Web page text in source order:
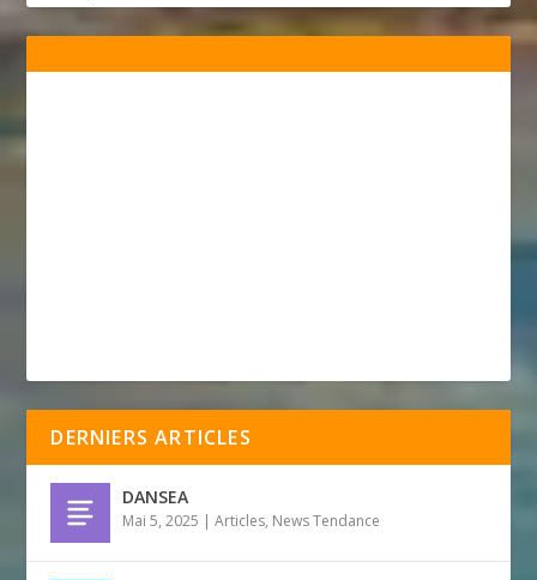
DERNIERS ARTICLES
DANSEA
Mai 5, 2025 |Articles, News Tendance